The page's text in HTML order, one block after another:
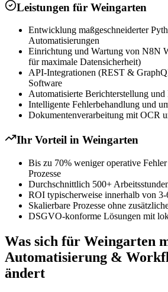
Leistungen für Weingarten
Entwicklung maßgeschneiderter
Automatisierungen
Einrichtung und Wartung von N8N
für maximale Datensicherheit)
API-Integrationen (REST &
Software
Automatisierte Berichterstellung
Intelligente Fehlerbehandlung und
Dokumentenverarbeitung mit OCR
Ihr Vorteil in Weingarten
Bis zu 70% weniger operative
Prozesse
Durchschnittlich 500+
ROI typischerweise innerhalb von
Skalierbare Prozesse ohne
DSGVO-konforme Lösungen mit
Was sich für Weingarten
Automatisierung &
ändert